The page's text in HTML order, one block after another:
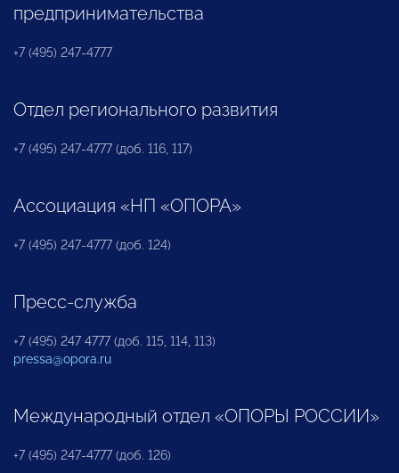
предпринимательства
+7 (495) 247-4777
Отдел регионального развития
+7 (495) 247-4777 (доб. 116, 117)
Ассоциация «НП «ОПОРА»
+7 (495) 247-4777 (доб. 124)
Пресс-служба
+7 (495) 247 4777 (доб. 115, 114, 113)
pressa@opora.ru
Международный отдел «ОПОРЫ РОССИИ»
+7 (495) 247-4777 (доб. 126)